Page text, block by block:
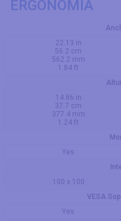
ERGONOMÍA
22.13 in
56.2 cm
562.2 mm
1.84 ft
14.86 in
37.7 cm
377.4 mm
1.24 ft
Yes
100 x 100
VESA
Yes